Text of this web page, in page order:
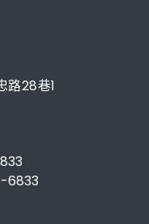
路28巷1
6833